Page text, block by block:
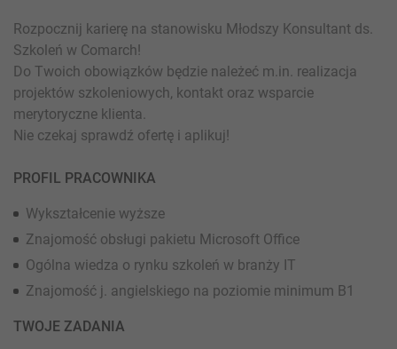
Rozpocznij karierę na stanowisku Młodszy Konsultant ds.
Szkoleń w Comarch!
Do Twoich obowiązków będzie należeć m.in. realizacja
projektów szkoleniowych, kontakt oraz wsparcie
merytoryczne klienta.
Nie czekaj sprawdź ofertę i aplikuj!
PROFIL PRACOWNIKA
Wykształcenie wyższe
Znajomość obsługi pakietu Microsoft Office
Ogólna wiedza o rynku szkoleń w branży IT
Znajomość j. angielskiego na poziomie minimum B1
TWOJE ZADANIA